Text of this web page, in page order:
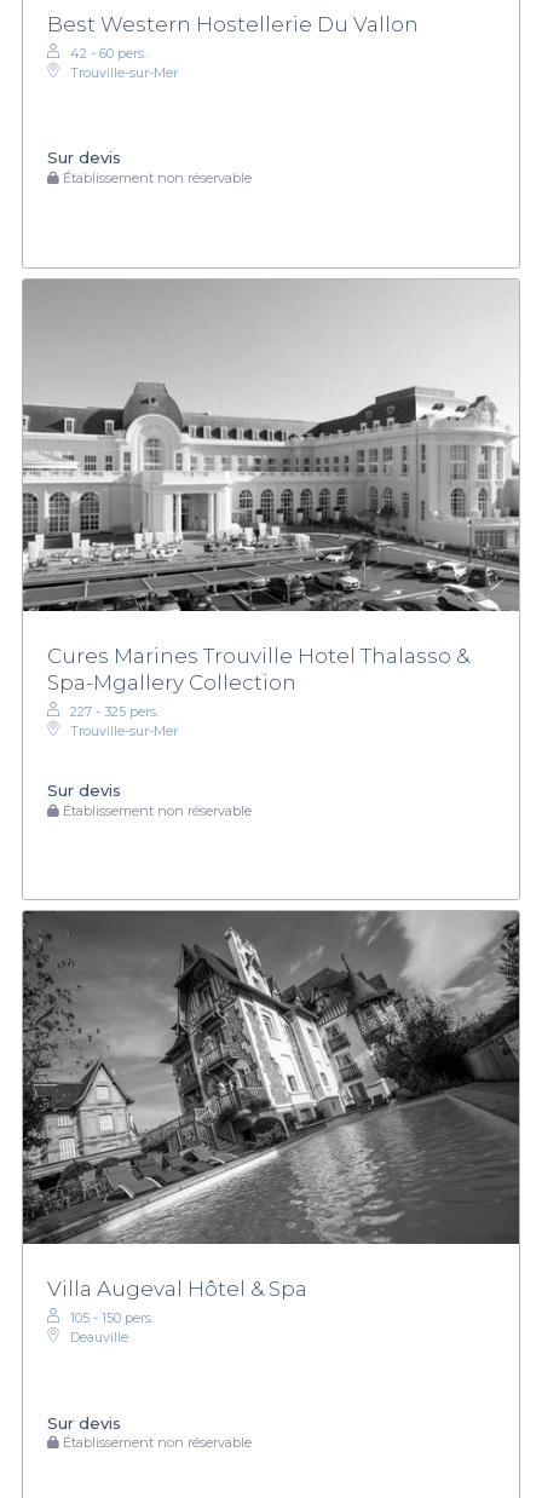
Best Western Hostellerie Du Vallon
42 - 60 pers.
Trouville-sur-Mer
Sur devis
Établissement non réservable
Cures Marines Trouville Hotel Thalasso &
Spa-Mgallery Collection
227 - 325 pers.
Trouville-sur-Mer
Sur devis
Établissement non réservable
Villa Augeval Hôtel & Spa
105 - 150 pers.
Deauville
Sur devis
Établissement non réservable